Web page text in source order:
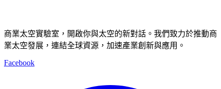
商業太空實驗室，開啟你與太空的新對話。我們致力於推動商
業太空發展，連結全球資源，加速產業創新與應用。
Facebook